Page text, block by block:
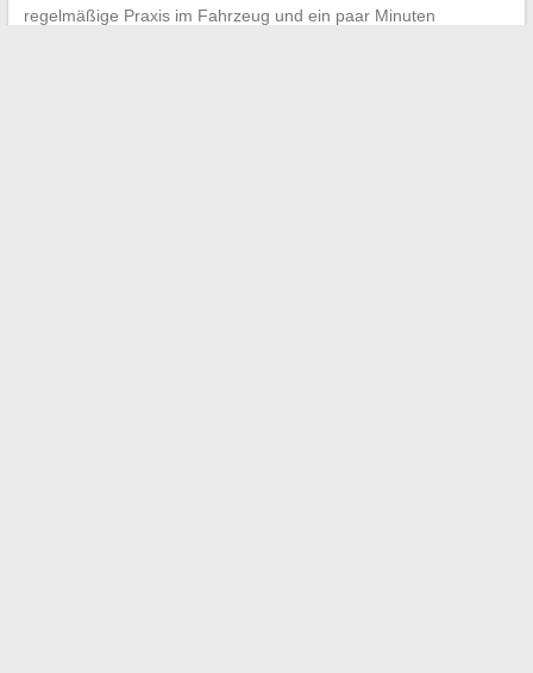
regelmäßige Praxis im Fahrzeug und ein paar Minuten